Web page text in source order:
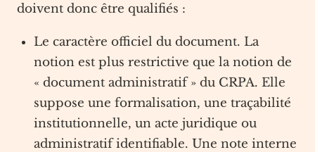
doivent donc être qualifiés :
Le caractère officiel du document. La
notion est plus restrictive que la notion de
« document administratif » du CRPA. Elle
suppose une formalisation, une traçabilité
institutionnelle, un acte juridique ou
administratif identifiable. Une note interne